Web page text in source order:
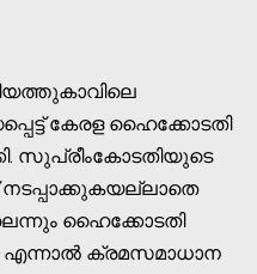
കേരള ഹൈക്കോടതി
സുപ്രീംകോടതിയുടെ
ഹൈക്കോടതി
എന്നാൽ ക്രമസമാധാന